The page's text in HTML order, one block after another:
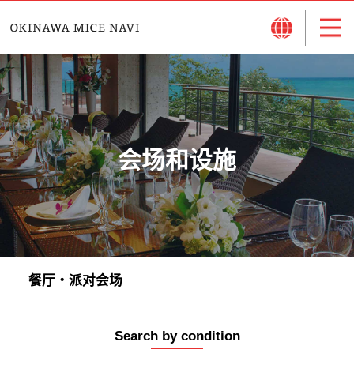
会场和设施
餐厅・派对会场
Search by condition